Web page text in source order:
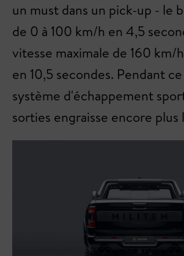
un must dans un pick-up - le
de 0 à 100 km/h en 4,5
vitesse maximale de 160 km/
en 10,5 secondes. Pendant
système d'échappement
sorties engraisse encore plus